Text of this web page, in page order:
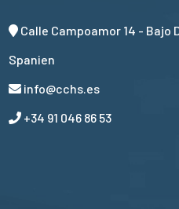
Calle Campoamor 14 - Bajo
Spanien
info@cchs.es
+34 91 046 86 53